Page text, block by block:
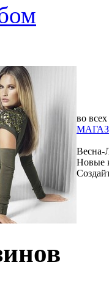
во всех
Весна-
Новые